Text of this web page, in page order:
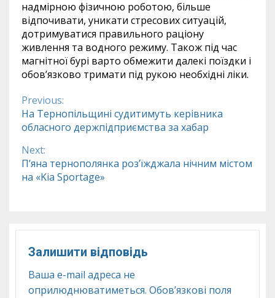
надмірною фізичною роботою, більше
відпочивати, уникати стресових ситуацій,
дотримуватися правильного раціону
живлення та водного режиму. Також під час
магнітної бурі варто обмежити далекі поїздки і
обов’язково тримати під рукою необхідні ліки.
Continue
Reading
Previous:
На Тернопільщині судитимуть керівника
обласного держпідприємства за хабар
Next:
П’яна тернополянка роз’їжджала нічним містом
на «Kia Sportage»
Залишити відповідь
Ваша e-mail адреса не
оприлюднюватиметься. Обов’язкові поля